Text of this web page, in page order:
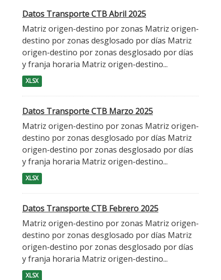
Datos Transporte CTB Abril 2025
Matriz origen-destino por zonas Matriz origen-
destino por zonas desglosado por días Matriz
origen-destino por zonas desglosado por días
y franja horaria Matriz origen-destino...
XLSX
Datos Transporte CTB Marzo 2025
Matriz origen-destino por zonas Matriz origen-
destino por zonas desglosado por días Matriz
origen-destino por zonas desglosado por días
y franja horaria Matriz origen-destino...
XLSX
Datos Transporte CTB Febrero 2025
Matriz origen-destino por zonas Matriz origen-
destino por zonas desglosado por días Matriz
origen-destino por zonas desglosado por días
y franja horaria Matriz origen-destino...
XLSX